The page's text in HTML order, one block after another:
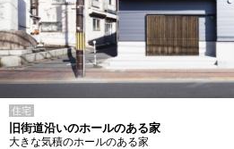
住宅
旧街道沿いのホールのある家
大きな気積のホールのある家